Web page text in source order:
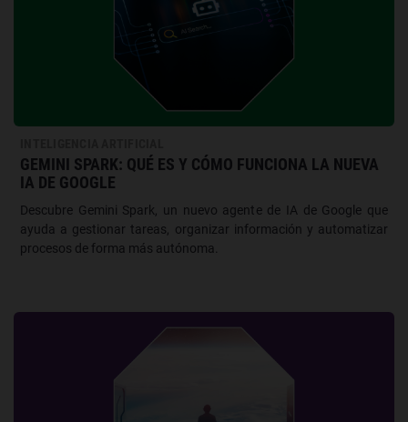
GEMINI SPARK: QUÉ ES Y CÓMO FUNCIONA LA NUEVA
IA DE GOOGLE
Descubre Gemini Spark, un nuevo agente de IA de Google que
ayuda a gestionar tareas, organizar información y automatizar
procesos de forma más autónoma.